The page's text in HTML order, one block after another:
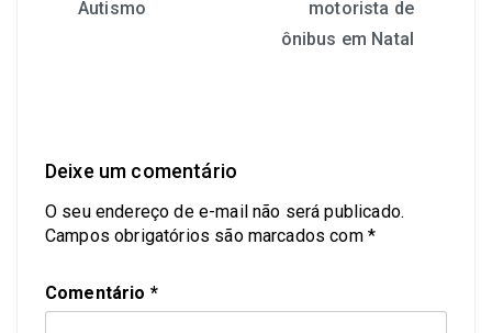
Autismo
motorista de
ônibus em Natal
Deixe um comentário
O seu endereço de e-mail não será publicado.
Campos obrigatórios são marcados com *
Comentário *